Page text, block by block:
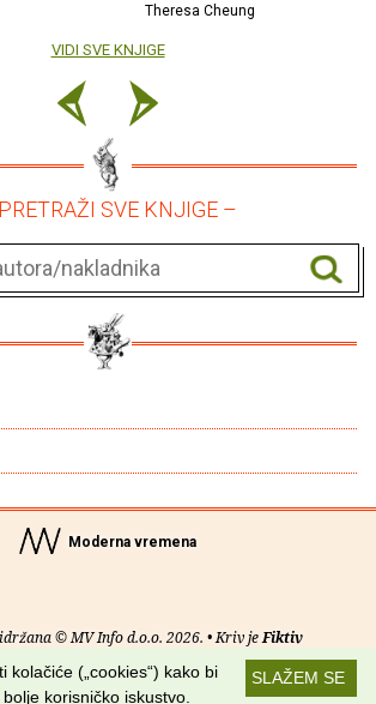
Theresa Cheung
VIDI SVE KNJIGE
SVE KNJIGE –
Moderna vremena
© MV Info d.o.o. 2026. • Kriv jeFiktiv
• Pomoć• Uvjeti korištenja•RSS kanaliSLAŽEM SE
kolačiće („cookies“) kako bi
korisničko iskustvo.